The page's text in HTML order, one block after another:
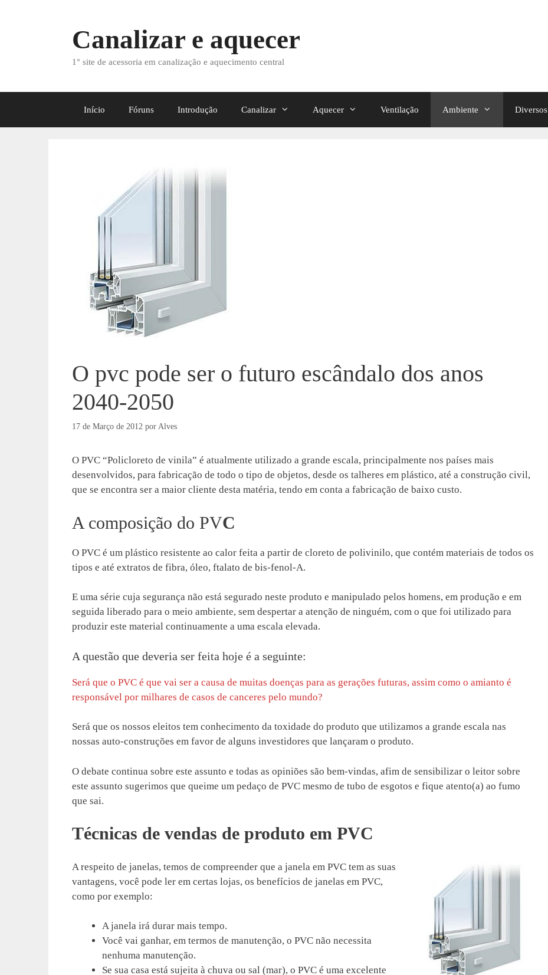
Canalizar e aquecer
1° site de acessoria em canalização e aquecimento central
Início Fóruns Introdução Canalizar Aquecer Ventilação Ambiente Diversos
O pvc pode ser o futuro escândalo dos anos
2040-2050
17 de Março de 2012 porAlves
O PVC “Policloreto de vinila” é atualmente utilizado a grande escala, principalmente nos países mais
desenvolvidos, para fabricação de todo o tipo de objetos, desde os talheres em plástico, até a construção civil,
que se encontra ser a maior cliente desta matéria, tendo em conta a fabricação de baixo custo.
A composição do PVC
O PVC é um plástico resistente ao calor feita a partir de cloreto de polivinilo, que contém materiais de todos os
tipos e até extratos de fibra, óleo, ftalato de bis-fenol-A.
E uma série cuja segurança não está segurado neste produto e manipulado pelos homens, em produção e em
seguida liberado para o meio ambiente, sem despertar a atenção de ninguém, com o que foi utilizado para
produzir este material continuamente a uma escala elevada.
A questão que deveria ser feita hoje é a seguinte:
Será que o PVC é que vai ser a causa de muitas doenças para as gerações futuras, assim como o amianto é
responsável por milhares de casos de canceres pelo mundo?
Será que os nossos eleitos tem conhecimento da toxidade do produto que utilizamos a grande escala nas
nossas auto-construções em favor de alguns investidores que lançaram o produto.
O debate continua sobre este assunto e todas as opiniões são bem-vindas, afim de sensibilizar o leitor sobre
este assunto sugerimos que queime um pedaço de PVC mesmo de tubo de esgotos e fique atento(a) ao fumo
que sai.
Técnicas de vendas de produto em PVC
A respeito de janelas, temos de compreender que a janela em PVC tem as suas
vantagens, você pode ler em certas lojas, os benefícios de janelas em PVC,
como por exemplo:
A janela irá durar mais tempo.
Você vai ganhar, em termos de manutenção, o PVC não necessita
nenhuma manutenção.
Se sua casa está sujeita à chuva ou sal (mar), o PVC é uma excelente